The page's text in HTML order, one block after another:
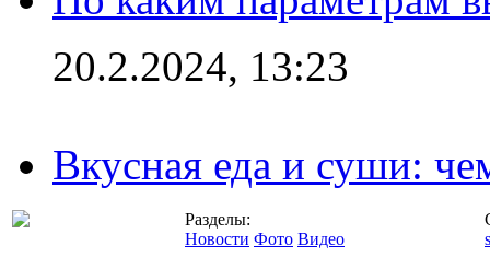
20.2.2024, 13:23
Вкусная еда и суши:
Разделы:
Новости Фото Видео